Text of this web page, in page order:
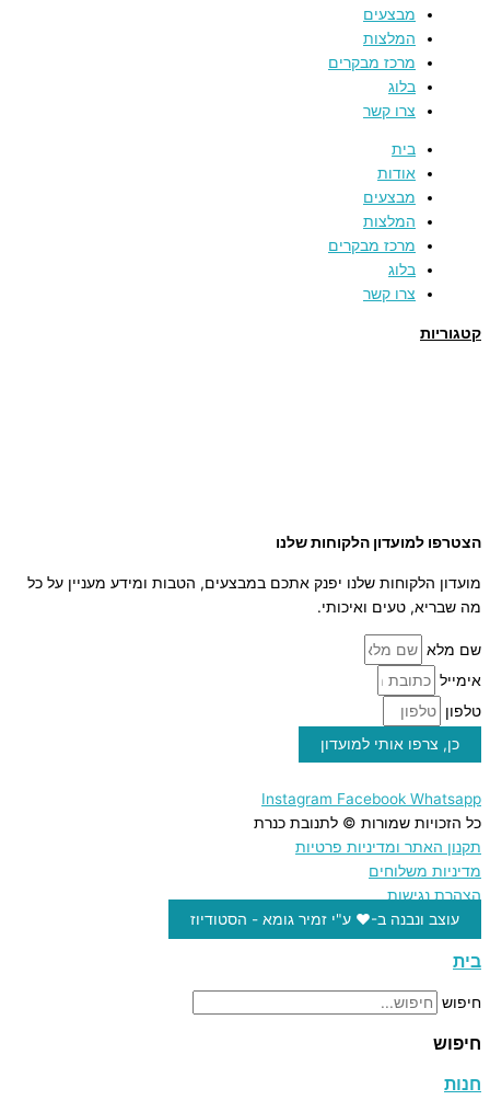
מבצעים
המלצות
מרכז מבקרים
בלוג
צרו קשר
בית
אודות
מבצעים
המלצות
מרכז מבקרים
בלוג
צרו קשר
קטגוריות
הצטרפו למועדון הלקוחות שלנו
מועדון הלקוחות שלנו יפנק אתכם במבצעים, הטבות ומידע מעניין על כל
מה שבריא, טעים ואיכותי.
שם מלא
אימייל
טלפון
כן, צרפו אותי למועדון
Instagram Facebook Whatsapp
כל הזכויות שמורות © לתנובת כנרת
תקנון האתר ומדיניות פרטיות
מדיניות משלוחים
הצהרת נגישות
עוצב ונבנה ב-♥︎ ע"י זמיר גומא - הסטודיוז
בית
חיפוש
חיפוש
חנות